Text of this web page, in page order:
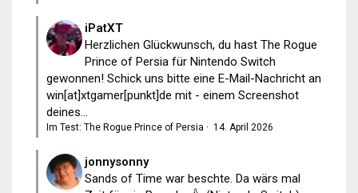
iPatXT
Herzlichen Glückwunsch, du hast The Rogue
Prince of Persia für Nintendo Switch
gewonnen! Schick uns bitte eine E-Mail-Nachricht an
win[at]xtgamer[punkt]de mit - einem Screenshot
deines...
Im Test: The Rogue Prince of Persia · 14. April 2026
jonnysonny
Sands of Time war beschte. Da wärs mal